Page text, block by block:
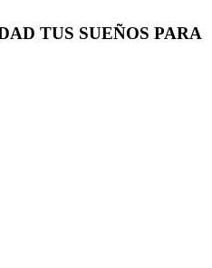
TUS SUEÑOS PARA